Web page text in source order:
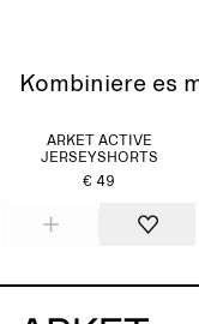
Kombiniere es
ARKET ACTIVE
JERSEYSHORTS
€ 49